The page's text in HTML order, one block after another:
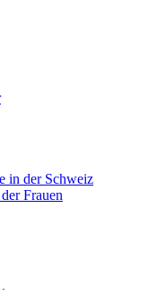
in der Schweiz
Frauen